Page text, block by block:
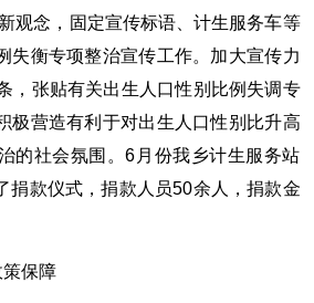
观念，固定宣传标语、计生服务车等
失衡专项整治宣传工作。加大宣传力
，张贴有关出生人口性别比例失调专
极营造有利于对出生人口性别比升高
的社会氛围。6月份我乡计生服务站
捐款仪式，捐款人员50余人，捐款金
保障